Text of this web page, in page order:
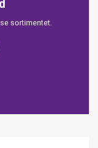
sortimentet.